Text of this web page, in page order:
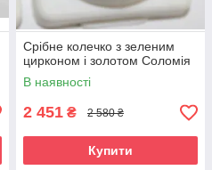
Срібне колечко з зеленим
цирконом і золотом Соломія
В наявності
2 451 ₴ 2 580 ₴
Купити